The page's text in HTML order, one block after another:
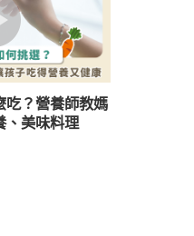
吃？營養師教媽
、美味料理